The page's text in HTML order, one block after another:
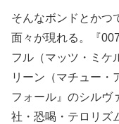
そんなボンドとかつ
面々が現れる。『
フル（マッツ・ミケ
リーン（マチュー・
フォール』のシルヴ
社・恐喝・テロリズ